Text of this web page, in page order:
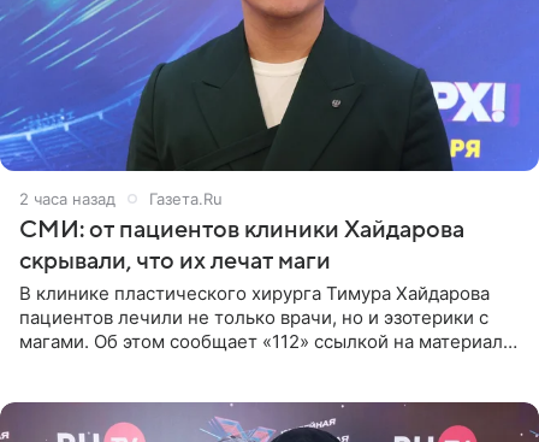
2 часа назад Газета.Ru
СМИ: от пациентов клиники Хайдарова
скрывали, что их лечат маги
В клинике пластического хирурга Тимура Хайдарова
пациентов лечили не только врачи, но и эзотерики с
магами. Об этом сообщает «112» ссылкой на материалы